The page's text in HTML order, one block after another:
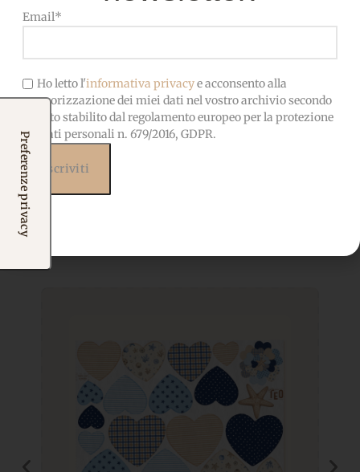
Email*
Ho letto l'informativa privacye acconsento alla
memorizzazione dei miei dati nel vostro archivio secondo
quanto stabilito dal regolamento europeo per la protezione
dei dati personali n. 679/2016, GDPR.